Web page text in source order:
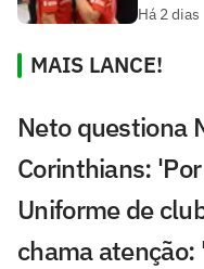
Há 2 dias
MAIS LANCE!
Neto questiona
Corinthians:
Uniforme de
chama